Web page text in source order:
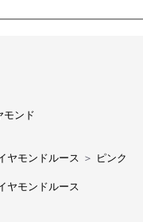
モンド
ヤモンドルース ＞ ピンク
ヤモンドルース